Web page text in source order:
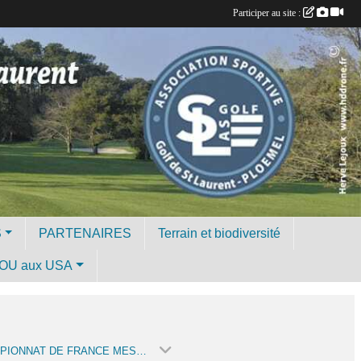
PARTENAIRES Terrain et biodiversité
aux USA
Participer au site :